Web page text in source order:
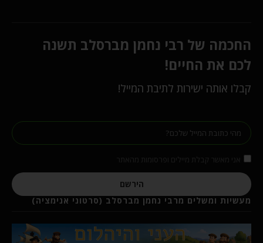
החכמה של רבי נחמן מברסלב תשנה
לכם את החיים!
קבלו אותה ישירות לתיבת המייל!
הירשם
מעשיות ומשלים מרבי נחמן מברסלב (סרטוני אנימציה)